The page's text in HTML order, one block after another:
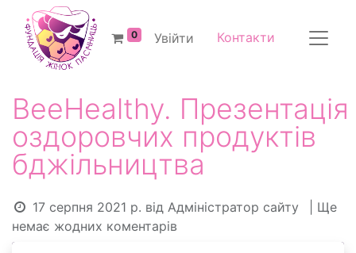
0 Увійти Контакти
ВeeHealthy. Презентація
оздоровчих продуктів
бджільництва
17 серпня 2021 р. від Адміністратор сайту
| Ще
немає жодних коментарів